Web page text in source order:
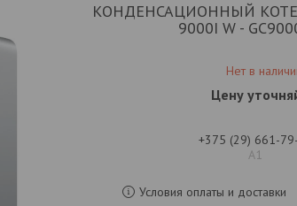
КОНДЕНСАЦИОННЫЙ КОТЕЛ
9000I W -
Нет в
Цену
+375 (29) 661-
А1
Условия оплаты и доставки